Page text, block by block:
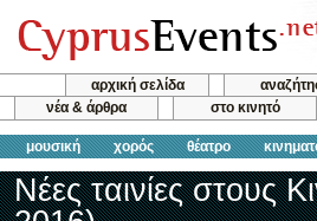
αρχική σελίδα
νέα & άρθρα
στο κινητό
μουσική χορός θέατρο
Νέες ταινίες στους